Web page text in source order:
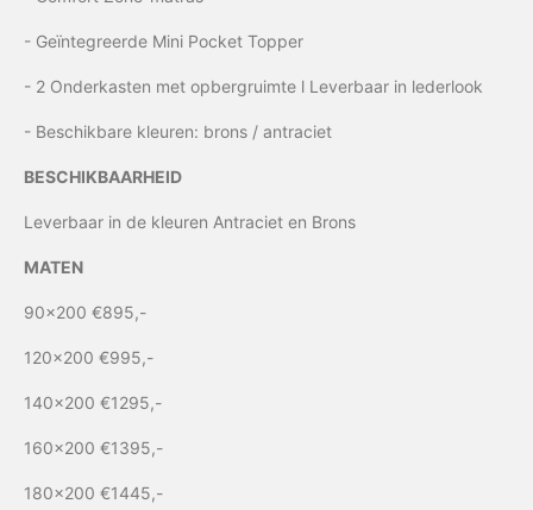
- Geïntegreerde Mini Pocket Topper
- 2 Onderkasten met opbergruimte l Leverbaar in lederlook
- Beschikbare kleuren: brons / antraciet
BESCHIKBAARHEID
Leverbaar in de kleuren Antraciet en Brons
MATEN
90x200 €895,-
120x200 €995,-
140x200 €1295,-
160x200 €1395,-
180x200 €1445,-